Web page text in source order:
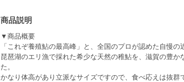
商品説明
▼商品概要
「これぞ養殖鮎の最高峰」と、全国のプロが認めた自慢の
琵琶湖のエリ漁で採れた希少な天然の稚鮎を、滋賀の豊か
た。
かなり体高があり立派なサイズですので、食べ応えは抜